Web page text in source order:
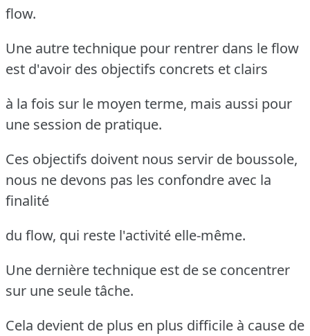
flow.
Une autre technique pour rentrer dans le flow
est d'avoir des objectifs concrets et clairs
à la fois sur le moyen terme, mais aussi pour
une session de pratique.
Ces objectifs doivent nous servir de boussole,
nous ne devons pas les confondre avec la
finalité
du flow, qui reste l'activité elle-même.
Une dernière technique est de se concentrer
sur une seule tâche.
Cela devient de plus en plus difficile à cause de